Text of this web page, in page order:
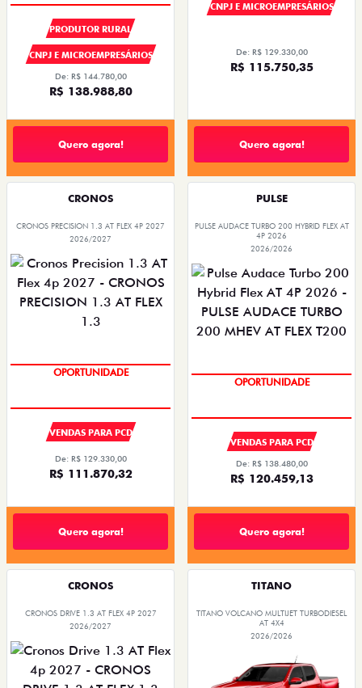
PRODUTOR RURAL
CNPJ E MICROEMPRESÁRIOS
De: R$ 144.780,00
R$ 138.988,80
Quero agora!
CNPJ E MICROEMPRESÁRIOS
De: R$ 129.330,00
R$ 115.750,35
Quero agora!
CRONOS
CRONOS PRECISION 1.3 AT FLEX 4P 2027
2026/2027
VENDAS PARA PCD
De: R$ 129.330,00
R$ 111.870,32
Quero agora!
PULSE
PULSE AUDACE TURBO 200 HYBRID FLEX AT
4P 2026
2026/2026
VENDAS PARA PCD
De: R$ 138.480,00
R$ 120.459,13
Quero agora!
CRONOS
CRONOS DRIVE 1.3 AT FLEX 4P 2027
2026/2027
TITANO
TITANO VOLCANO MULTIJET TURBODIESEL
AT 4X4
2026/2026